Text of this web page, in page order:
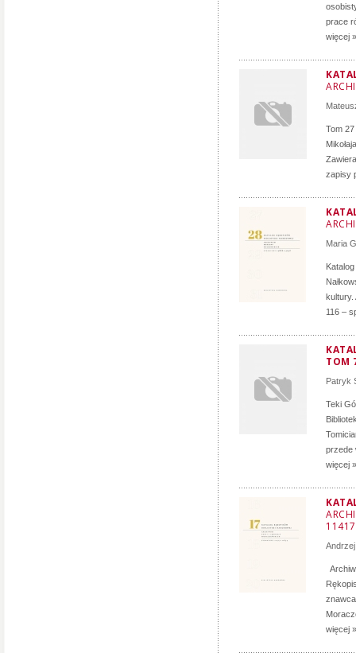
prace
więcej »
Tom
zapisy
Maria
kultury.
116 –
TOM
Patryk
Teki
przede
więcej »
więcej »